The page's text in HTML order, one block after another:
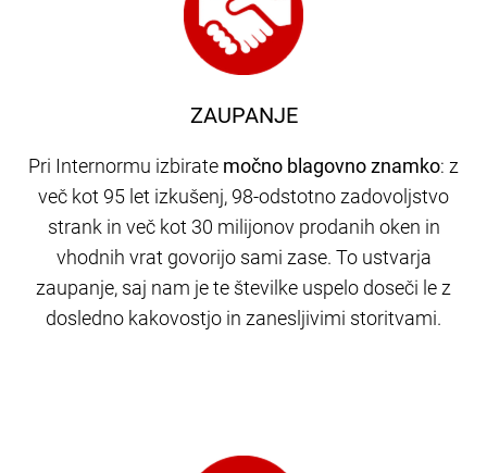
ZAUPANJE
Pri Internormu izbirate močno blagovno znamko: z
več kot 95 let izkušenj, 98-odstotno zadovoljstvo
strank in več kot 30 milijonov prodanih oken in
vhodnih vrat govorijo sami zase. To ustvarja
zaupanje, saj nam je te številke uspelo doseči le z
dosledno kakovostjo in zanesljivimi storitvami.